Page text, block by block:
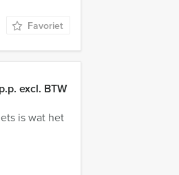
Favoriet
p.p. excl. BTW
is wat het